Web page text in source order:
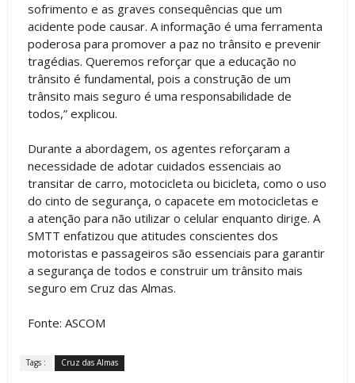
sofrimento e as graves consequências que um
acidente pode causar. A informação é uma ferramenta
poderosa para promover a paz no trânsito e prevenir
tragédias. Queremos reforçar que a educação no
trânsito é fundamental, pois a construção de um
trânsito mais seguro é uma responsabilidade de
todos,” explicou.
Durante a abordagem, os agentes reforçaram a
necessidade de adotar cuidados essenciais ao
transitar de carro, motocicleta ou bicicleta, como o uso
do cinto de segurança, o capacete em motocicletas e
a atenção para não utilizar o celular enquanto dirige. A
SMTT enfatizou que atitudes conscientes dos
motoristas e passageiros são essenciais para garantir
a segurança de todos e construir um trânsito mais
seguro em Cruz das Almas.
Fonte: ASCOM
Tags : Cruz das Almas